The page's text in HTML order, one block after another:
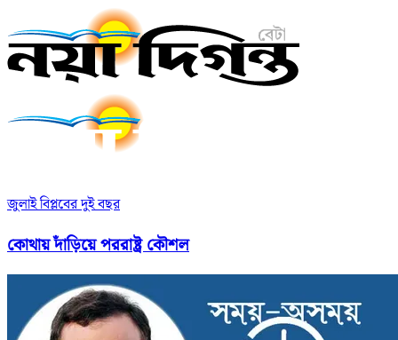
জুলাই বিপ্লবের দুই বছর
কোথায় দাঁড়িয়ে পররাষ্ট্র কৌশল